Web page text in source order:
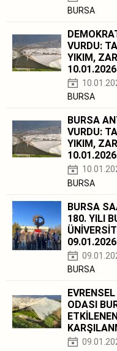
BURSA
VURDU:
YIKIM,
10.01.2026
BURSA
BURSA
VURDU:
YIKIM,
10.01.2026
BURSA
BURSA
180. YILI
09.01.2026
BURSA
ODASI